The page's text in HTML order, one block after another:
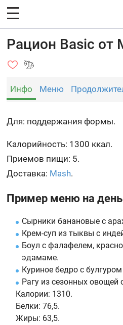
Рацион Basic от
Инфо Меню
Для: поддержания формы.
Калорийность: 1300 ккал.
Приемов пищи: 5.
Доставка: Mash.
Пример меню на день
Сырники банановые с
Крем-суп из тыквы с
Боул с фалафелем,
эдамаме.
Куриное бедро с
Рагу из сезонных
Калории: 1310.
Белки: 76,5.
Жиры: 63,5.